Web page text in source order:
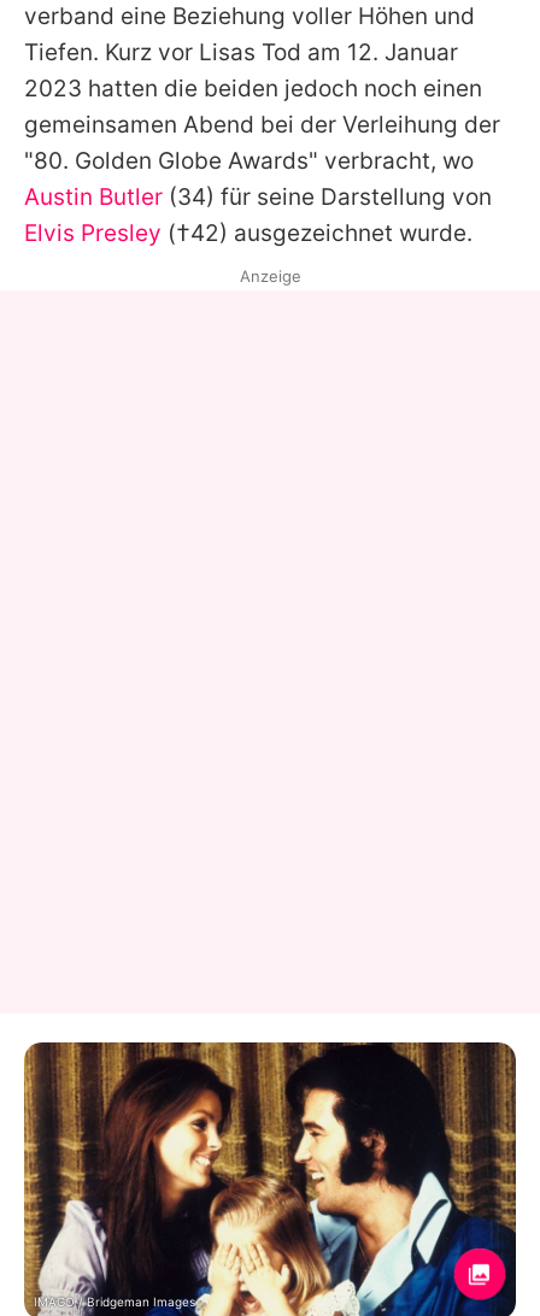
verband eine Beziehung voller Höhen und
Tiefen. Kurz vor Lisas Tod am 12. Januar
2023 hatten die beiden jedoch noch einen
gemeinsamen Abend bei der Verleihung der
"80. Golden Globe Awards" verbracht, wo
Austin Butler (34) für seine Darstellung von
Elvis Presley (†42) ausgezeichnet wurde.
Anzeige
IMAGO / Bridgeman Images